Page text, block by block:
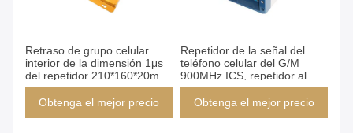
Retraso de grupo celular
interior de la dimensión 1μs
del repetidor 210*160*20m m
de la señal de Pico GSM980
Obtenga el mejor precio
Repetidor de la señal del
teléfono celular del G/M
900MHz ICS, repetidor al
aire libre del RF de la prenda
impermeable de Digitaces,
Obtenga el mejor precio